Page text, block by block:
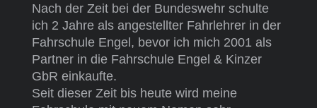
Nach der Zeit bei der Bundeswehr schulte
ich 2 Jahre als angestellter Fahrlehrer in der
Fahrschule Engel, bevor ich mich 2001 als
Partner in die Fahrschule Engel & Kinzer
GbR einkaufte.
Seit dieser Zeit bis heute wird meine